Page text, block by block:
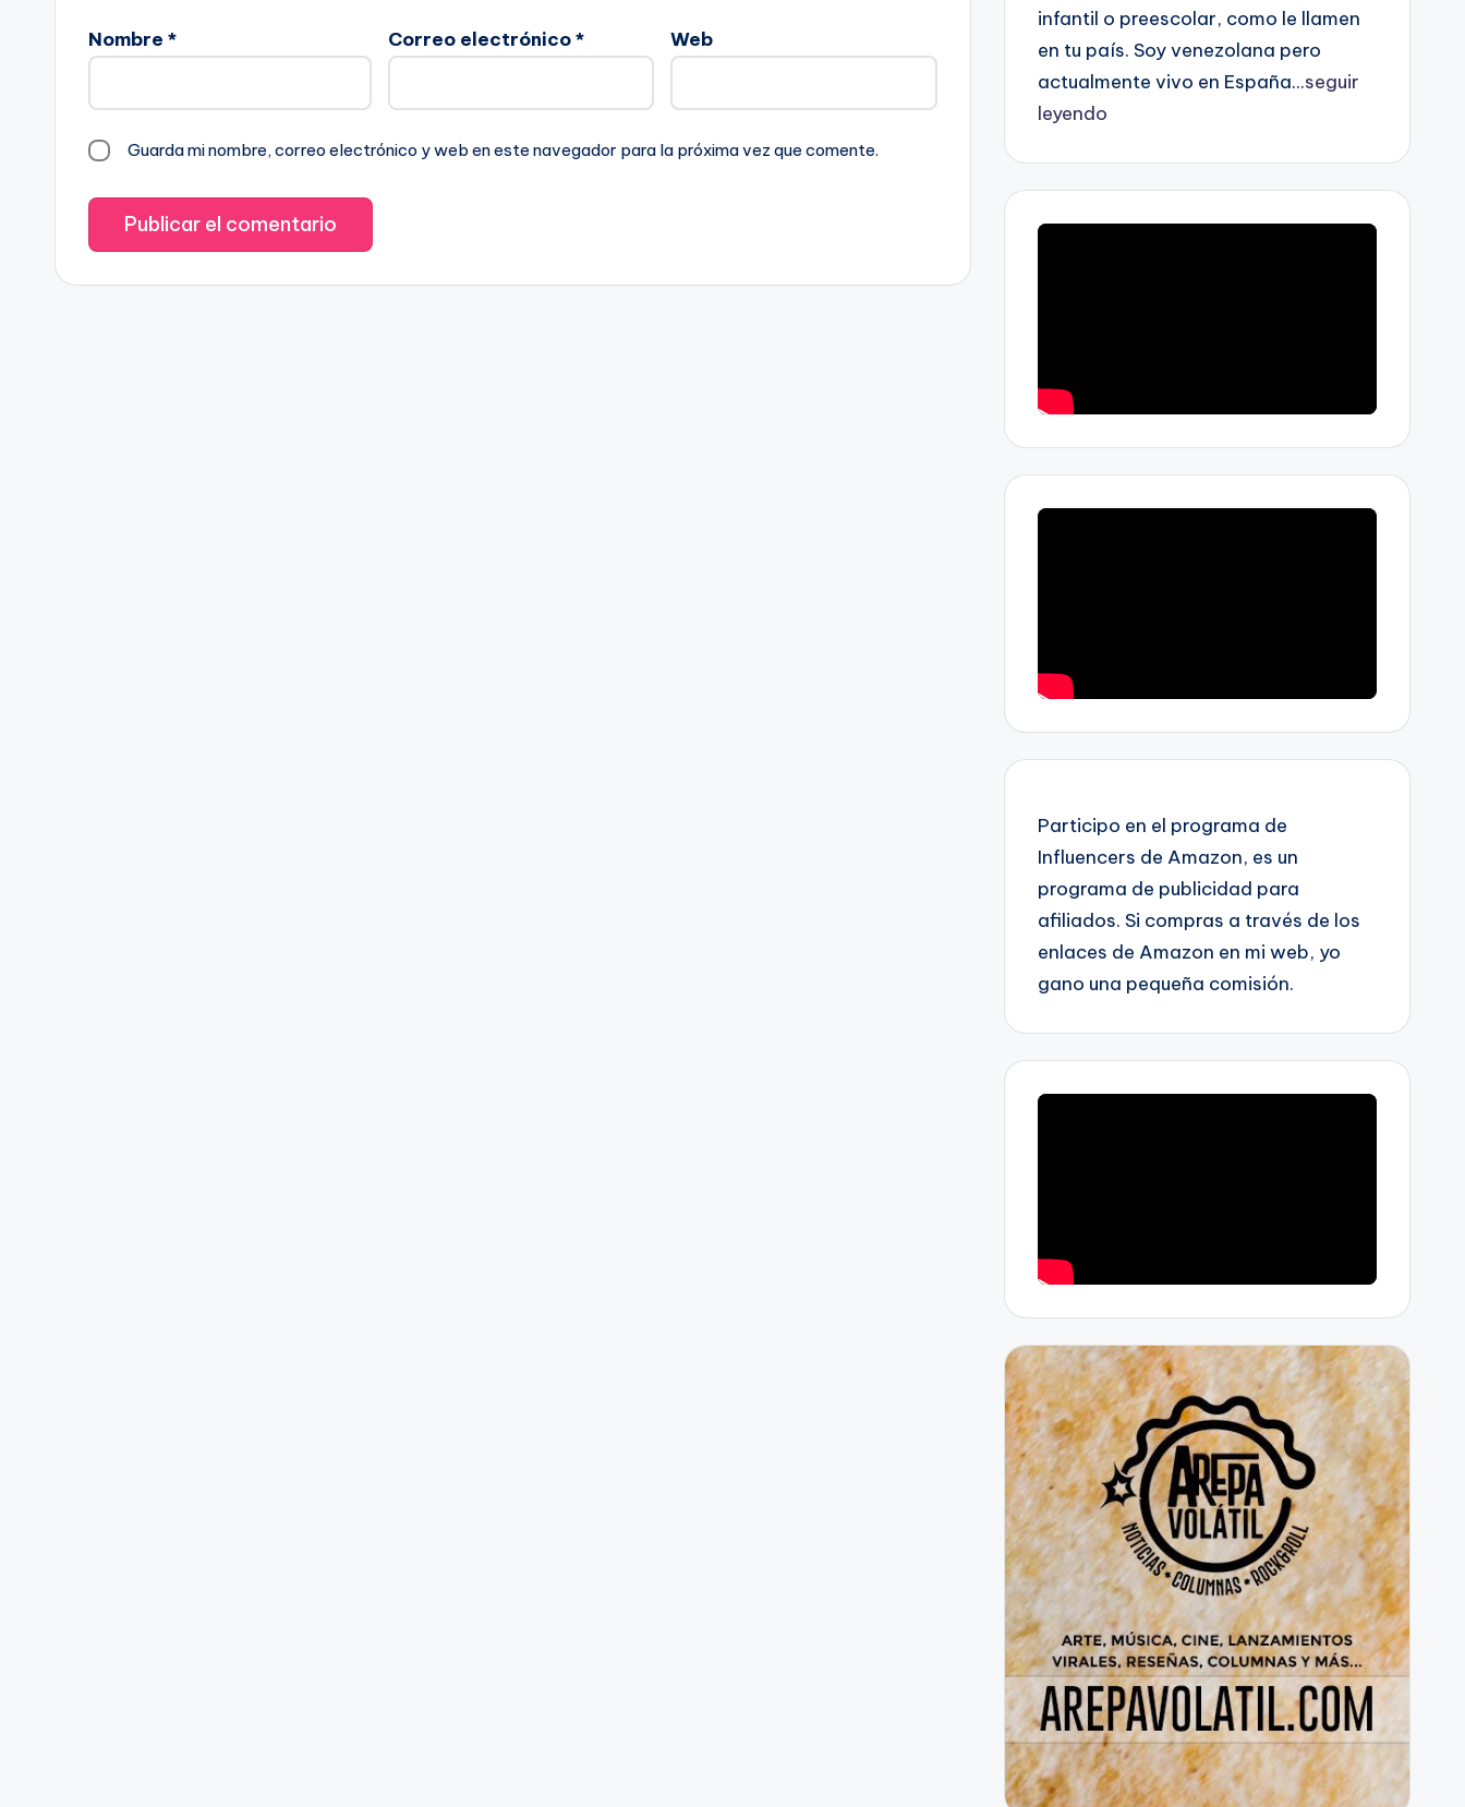
Nombre * Correo electrónico* Web
Guarda mi nombre, correo electrónico y web en este navegador para la próxima vez que comente.
infantil o preescolar, como le llamen
en tu país. Soy venezolana pero
actualmente vivo en España...seguir
leyendo
Participo en el programa de
Influencers de Amazon, es un
programa de publicidad para
afiliados. Si compras a través de los
enlaces de Amazon en mi web, yo
gano una pequeña comisión.